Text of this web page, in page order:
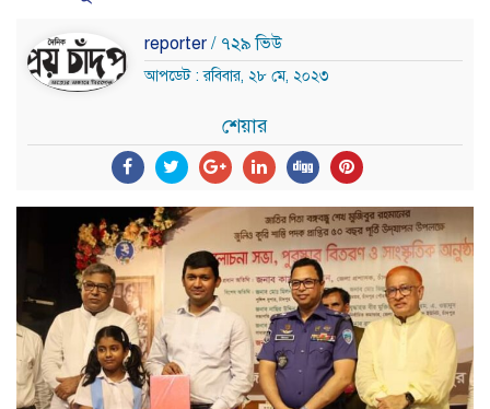
reporter / ৭২৯ ভিউ
আপডেট : রবিবার, ২৮ মে, ২০২৩
শেয়ার